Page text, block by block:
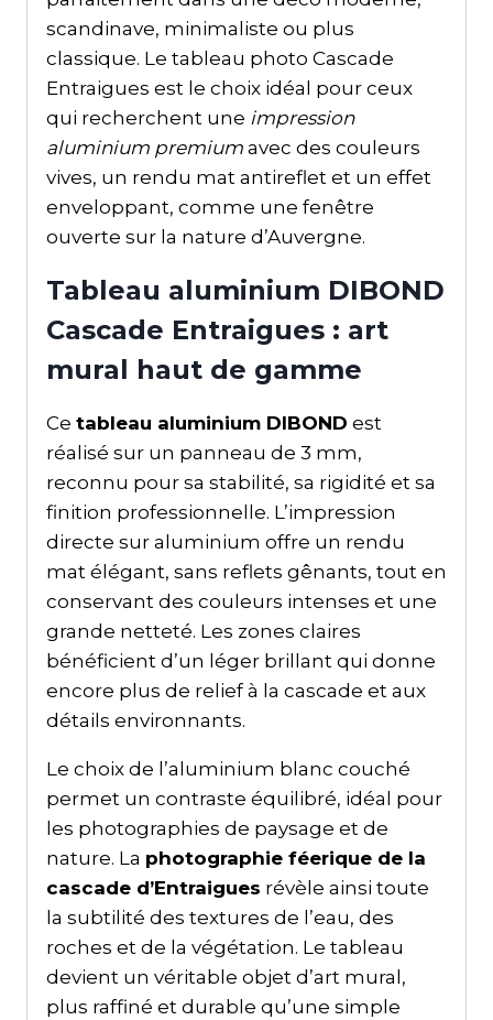
scandinave, minimaliste ou plus
classique. Le tableau photo Cascade
Entraigues est le choix idéal pour ceux
qui recherchent une impression
aluminium premium avec des couleurs
vives, un rendu mat antireflet et un effet
enveloppant, comme une fenêtre
ouverte sur la nature d’Auvergne.
Tableau aluminium DIBOND
Cascade Entraigues : art
mural haut de gamme
Ce tableau aluminium DIBOND est
réalisé sur un panneau de 3 mm,
reconnu pour sa stabilité, sa rigidité et sa
finition professionnelle. L’impression
directe sur aluminium offre un rendu
mat élégant, sans reflets gênants, tout en
conservant des couleurs intenses et une
grande netteté. Les zones claires
bénéficient d’un léger brillant qui donne
encore plus de relief à la cascade et aux
détails environnants.
Le choix de l’aluminium blanc couché
permet un contraste équilibré, idéal pour
les photographies de paysage et de
nature. La photographie féerique de la
cascade d’Entraigues révèle ainsi toute
la subtilité des textures de l’eau, des
roches et de la végétation. Le tableau
devient un véritable objet d’art mural,
plus raffiné et durable qu’une simple